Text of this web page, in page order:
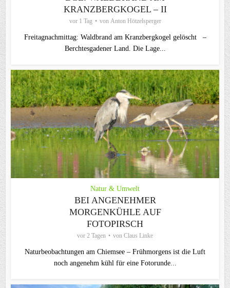
KRANZBERGKOGEL – II
vor 1 Tag von Anton Hötzelsperger
Freitagnachmittag: Waldbrand am Kranzbergkogel gelöscht –
Berchtesgadener Land. Die Lage...
Natur & Umwelt
BEI ANGENEHMER
MORGENKÜHLE AUF
FOTOPIRSCH
vor 2 Tagen von Claus Linke
Naturbeobachtungen am Chiemsee – Frühmorgens ist die Luft
noch angenehm kühl für eine Fotorunde...